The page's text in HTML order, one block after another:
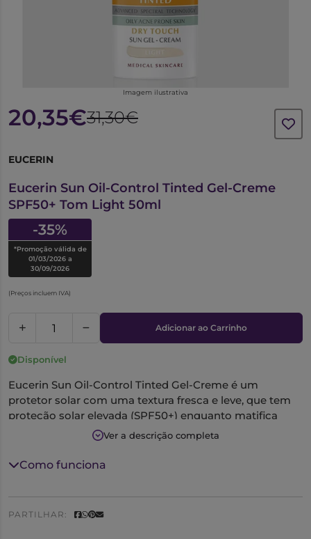
Imagem ilustrativa
20,35€31,30€
EUCERIN
Eucerin Sun Oil-Control Tinted Gel-Creme
SPF50+ Tom Light 50ml
-35%
*Promoção válida de
01/03/2026 a
30/09/2026
(Preços incluem IVA)
Adicionar ao Carrinho
Disponível
Eucerin Sun Oil-Control Tinted Gel-Creme é um
protetor solar com uma textura fresca e leve, que tem
proteção solar elevada (SPF50+) enquanto matifica
durante todo o dia. Formulado com pigmentos
à pele.
Ver a descrição completa
Como funciona
PARTILHAR: